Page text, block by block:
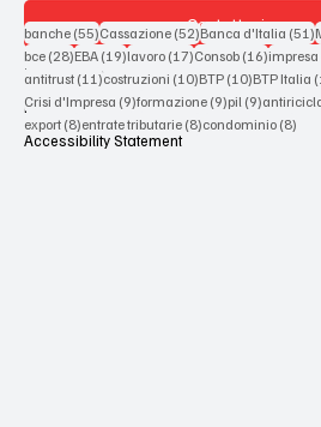
Contattaci
Terms & Conditions
Privacy Policy
Accessibility Statement
banche (55)55 post
Cassazione (52)52 post
Banca d'Italia (51)
bce (28)28 post
EBA (19)19 post
lavoro (17)17 post
Consob (16)16 post
impresa
antitrust (11)11 post
costruzioni (10)10 post
BTP (10)10 post
BTP Italia
Crisi d'Impresa (9)9 post
formazione (9)9 post
pil (9)9 post
export (8)8 post
entrate tributarie (8)8 post
condominio (8)8 post